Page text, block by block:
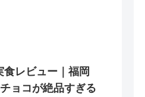
レビュー｜福岡
ョコが絶品すぎる